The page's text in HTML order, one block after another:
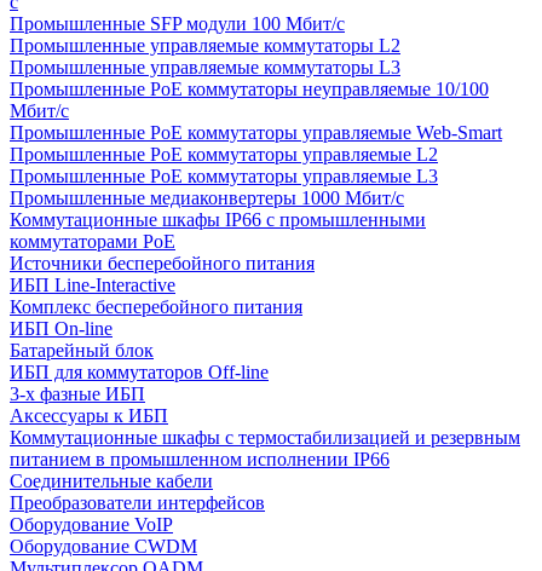
Промышленные SFP модули 100 Мбит/c
Промышленные управляемые коммутаторы L2
Промышленные управляемые коммутаторы L3
Промышленные PoE коммутаторы неуправляемые 10/100
Мбит/с
Промышленные PoE коммутаторы управляемые Web-Smart
Промышленные PoE коммутаторы управляемые L2
Промышленные PoE коммутаторы управляемые L3
Промышленные медиаконвертеры 1000 Мбит/с
Коммутационные шкафы IP66 c промышленными
коммутаторами PoE
Источники бесперебойного питания
ИБП Line-Interactive
Комплекс бесперебойного питания
ИБП On-line
Батарейный блок
ИБП для коммутаторов Off-line
3-х фазные ИБП
Аксессуары к ИБП
Коммутационные шкафы с термостабилизацией и резервным
питанием в промышленном исполнении IP66
Соединительные кабели
Преобразователи интерфейсов
Оборудование VoIP
Оборудование CWDM